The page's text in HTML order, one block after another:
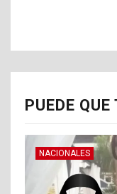
PUEDE
NACIONALES